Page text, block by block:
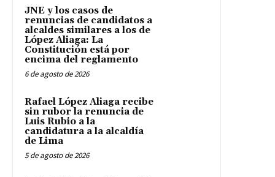
JNE y los casos de
renuncias de candidatos a
alcaldes similares a los de
López Aliaga: La
Constitución está por
encima del reglamento
6 de agosto de 2026
Rafael López Aliaga recibe
sin rubor la renuncia de
Luis Rubio a la
candidatura a la alcaldía
de Lima
5 de agosto de 2026